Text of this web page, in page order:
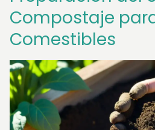
Compostaje
Comestibles